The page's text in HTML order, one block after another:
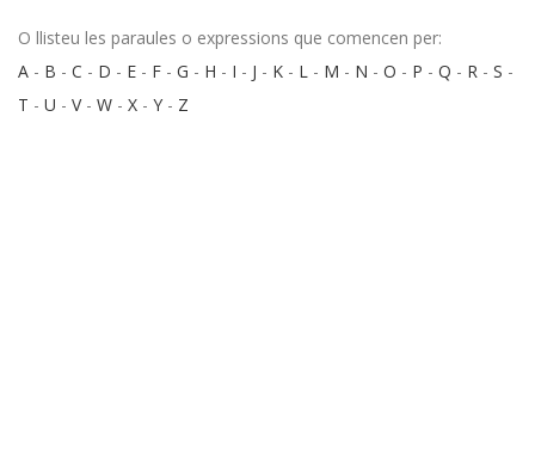
O llisteu les paraules o expressions que comencen per:
A - B - C - D - E - F - G - H - I - J - K - L - M - N - O - P - Q - R - S -
T - U - V- W - X - Y - Z